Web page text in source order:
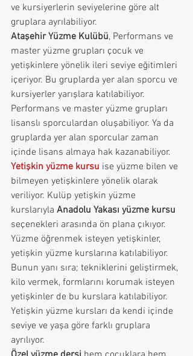
ve kursiyerlerin seviyelerine göre alt
gruplara ayrılabiliyor.
Ataşehir Yüzme Kulübü, Performans ve
master yüzme grupları çocuk ve
yetişkinlere yönelik ileri seviye eğitimleri
içeriyor. Bu gruplarda yer alan sporcu ve
kursiyerler yarışlara katılabiliyor.
Performans ve master yüzme grupları
lisanslı sporculardan oluşabiliyor. Ya da
gruplarda yer alan sporcular zaman
içinde lisans almaya hak kazanabiliyor.
Yetişkin yüzme kursu ise yüzme bilen ve
bilmeyen yetişkinlere yönelik olarak
veriliyor. Kulüp yetişkin yüzme
kurslarıyla Anadolu Yakası yüzme kursu
seçenekleri arasında ön plana çıkıyor.
Yüzme öğrenmek isteyen yetişkinler,
yetişkin yüzme kurslarına katılabiliyor.
Bunun yanı sıra; tekniklerini geliştirmek,
kilo vermek, formlarını korumak isteyen
yetişkinler de bu kurslara katılabiliyor.
Yetişkin yüzme kursları da kendi içinde
seviye ve yaşa göre farklı gruplara
ayrılıyor.